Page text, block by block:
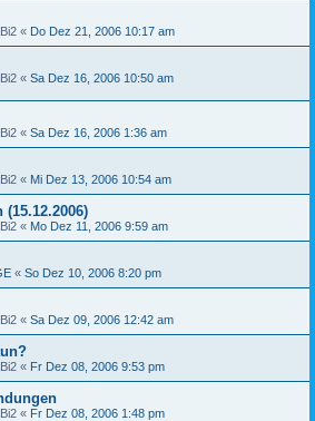
« Do Dez 21, 2006 10:17 am
« Sa Dez 16, 2006 10:50 am
« Sa Dez 16, 2006 1:36 am
« Mi Dez 13, 2006 10:54 am
« Mo Dez 11, 2006 9:59 am
« So Dez 10, 2006 8:20 pm
« Sa Dez 09, 2006 12:42 am
« Fr Dez 08, 2006 9:53 pm
« Fr Dez 08, 2006 1:48 pm